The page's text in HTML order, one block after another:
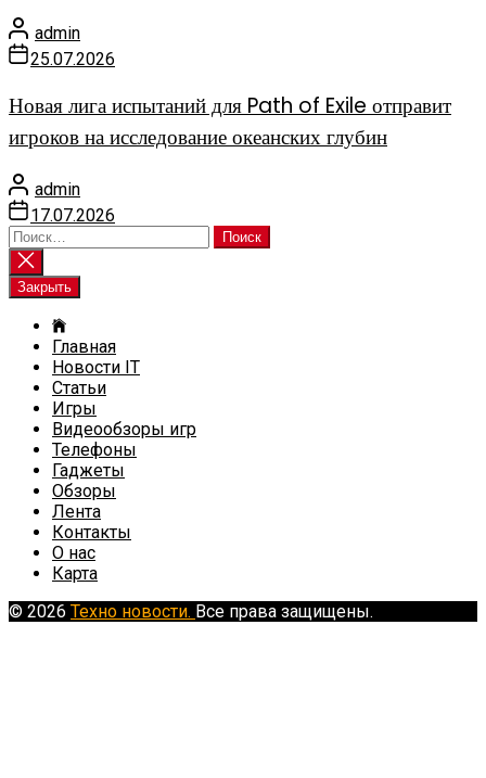
admin
25.07.2026
Новая лига испытаний для Path of Exile отправит
игроков на исследование океанских глубин
admin
17.07.2026
Найти:
Закрыть
Главная
Новости IT
Статьи
Игры
Видеообзоры игр
Телефоны
Гаджеты
Обзоры
Лента
Контакты
О нас
Карта
© 2026 Техно новости. Все права защищены.